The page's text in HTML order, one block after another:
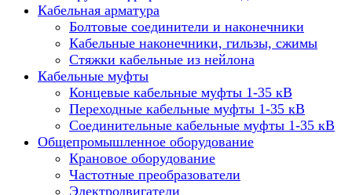
Кабельная арматура
Болтовые соединители и наконечники
Кабельные наконечники, гильзы, сжимы
Стяжки кабельные из нейлона
Кабельные муфты
Концевые кабельные муфты 1-35 кВ
Переходные кабельные муфты 1-35 кВ
Соединительные кабельные муфты 1-35 кВ
Общепромышленное оборудование
Крановое оборудование
Частотные преобразователи
Электродвигатели